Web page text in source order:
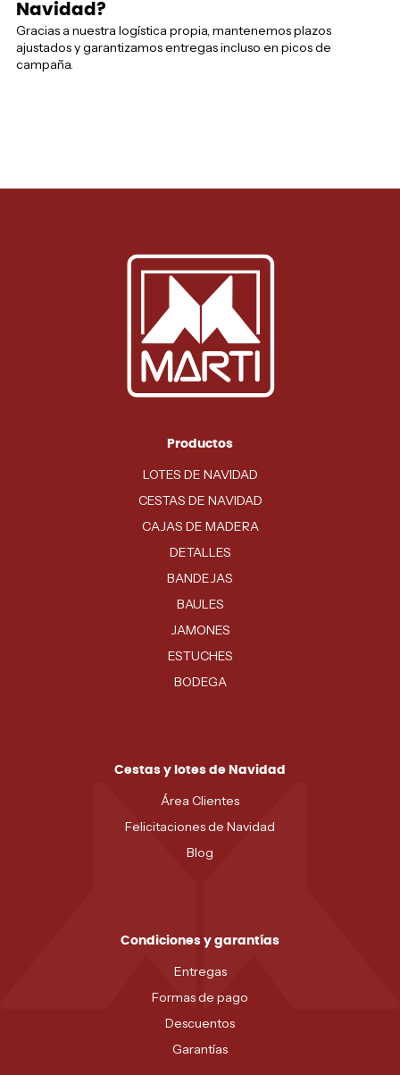
Navidad?
Gracias a nuestra logística propia, mantenemos plazos
ajustados y garantizamos entregas incluso en picos de
campaña.
Productos
LOTES DE NAVIDAD
CESTAS DE NAVIDAD
CAJAS DE MADERA
DETALLES
BANDEJAS
BAULES
JAMONES
ESTUCHES
BODEGA
Cestas y lotes de Navidad
Área Clientes
Felicitaciones de Navidad
Blog
Condiciones y garantías
Entregas
Formas de pago
Descuentos
Garantías